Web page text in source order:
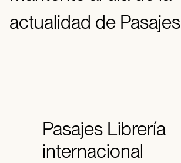
actualidad de Pasajes
PasajesLibrería
internacional